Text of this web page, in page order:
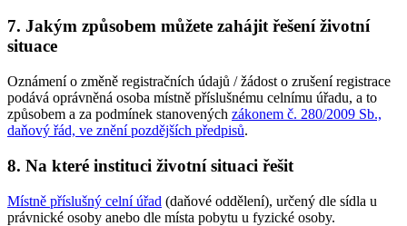
7. Jakým způsobem můžete zahájit řešení životní
situace
Oznámení o změně registračních údajů / žádost o zrušení registrace
podává oprávněná osoba místně příslušnému celnímu úřadu, a to
způsobem a za podmínek stanovených zákonem č. 280/2009 Sb.,
daňový řád, ve znění pozdějších předpisů.
8. Na které instituci životní situaci řešit
Místně příslušný celní úřad (daňové oddělení), určený dle sídla u
právnické osoby anebo dle místa pobytu u fyzické osoby.